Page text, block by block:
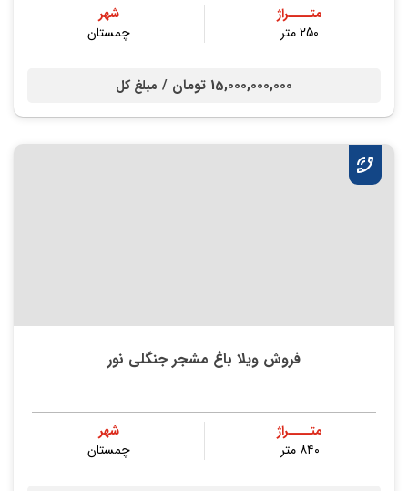
متــــراژ
250 متر
شهر
چمستان
15,000,000,000 تومان / مبلغ کل
فروش ویلا باغ مشجر جنگلی نور
متــــراژ
۸۴۰ متر
شهر
چمستان